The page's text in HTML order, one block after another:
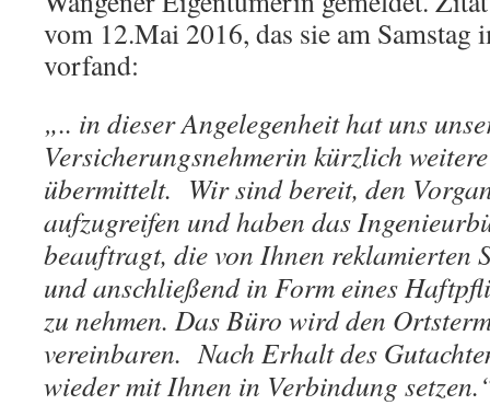
vom 12.Mai 2016, das sie am Samstag
vorfand:
„.. in dieser Angelegenheit hat uns
Versicherungsnehmerin kürzlich
übermittelt. Wir sind bereit, den
aufzugreifen und haben das
beauftragt, die von Ihnen reklamierten
und anschließend in Form eines
zu nehmen. Das Büro wird den
vereinbaren. Nach Erhalt des
wieder mit Ihnen in Verbindung